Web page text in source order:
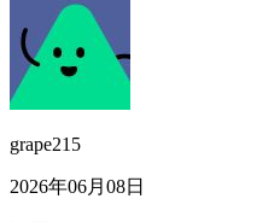
grape215
2026年06月08日